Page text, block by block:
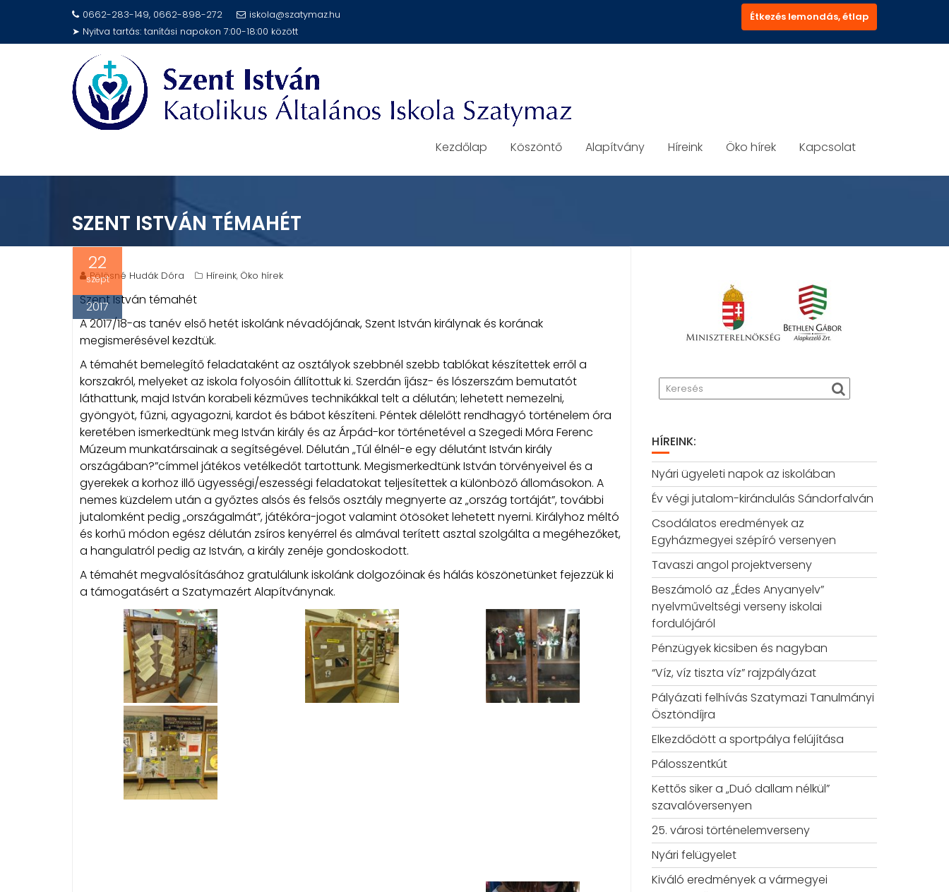
content
0662-283-149, 0662-898-272
iskola@szatymaz.hu
➤ Nyitva tartás: tanítási napokon 7:00-18:00 között
Étkezés lemondás, étlap
Kezdőlap Köszöntő Alapítvány Híreink Öko hírek Kapcsolat
SZENT ISTVÁN TÉMAHÉT
22
szept
2017
Pölösné Hudák Dóra Híreink, Öko hírek
Szent István témahét
A 2017/18-as tanév első hetét iskolánk névadójának, Szent István királynak és korának
megismerésével kezdtük.
A témahét bemelegítő feladataként az osztályok szebbnél szebb tablókat készítettek erről a
korszakról, melyeket az iskola folyosóin állítottuk ki. Szerdán íjász- és lószerszám bemutatót
láthattunk, majd István korabeli kézműves technikákkal telt a délután; lehetett nemezelni,
gyöngyöt, fűzni, agyagozni, kardot és bábot készíteni. Péntek délelőtt rendhagyó történelem óra
keretében ismerkedtünk meg István király és az Árpád-kor történetével a Szegedi Móra Ferenc
Múzeum munkatársainak a segítségével. Délután „Túl élnél-e egy délutánt István király
országában?”címmel játékos vetélkedőt tartottunk. Megismerkedtünk István törvényeivel és a
gyerekek a korhoz illő ügyességi/eszességi feladatokat teljesítettek a különböző állomásokon. A
nemes küzdelem után a győztes alsós és felsős osztály megnyerte az „ország tortáját”, további
jutalomként pedig „országalmát”, játékóra-jogot valamint ötösöket lehetett nyerni. Királyhoz méltó
és korhű módon egész délután zsíros kenyérrel és almával terített asztal szolgálta a megéhezőket,
a hangulatról pedig az István, a király zenéje gondoskodott.
A témahét megvalósításához gratulálunk iskolánk dolgozóinak és hálás köszönetünket fejezzük ki
a támogatásért a Szatymazért Alapítványnak.
HÍREINK:
Nyári ügyeleti napok az iskolában
Év végi jutalom-kirándulás Sándorfalván
Csodálatos eredmények az
Egyházmegyei szépíró versenyen
Tavaszi angol projektverseny
Beszámoló az „Édes Anyanyelv”
nyelvműveltségi verseny iskolai
fordulójáról
Pénzügyek kicsiben és nagyban
“Víz, víz tiszta víz” rajzpályázat
Pályázati felhívás Szatymazi Tanulmányi
Ösztöndíjra
Elkezdődött a sportpálya felújítása
Pálosszentkút
Kettős siker a „Duó dallam nélkül”
szavalóversenyen
25. városi történelemverseny
Nyári felügyelet
Kiváló eredmények a vármegyei